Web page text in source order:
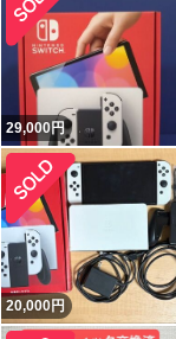
29,000円
20,000円